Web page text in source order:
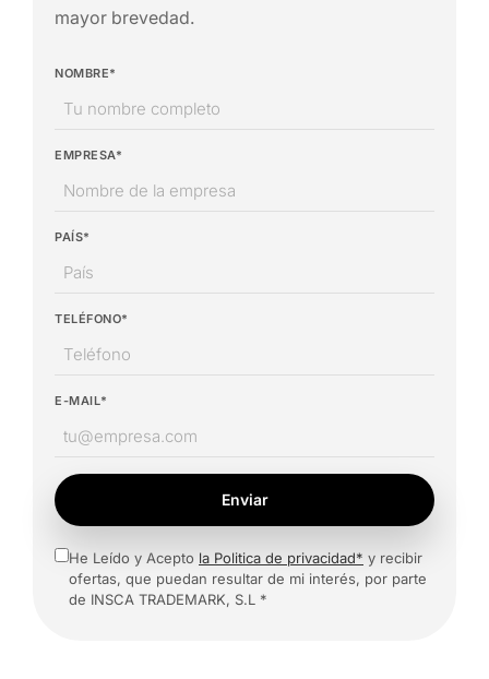
mayor brevedad.
NOMBRE*
EMPRESA*
PAÍS*
TELÉFONO*
E-MAIL*
Enviar
He Leído y Acepto la Politica de privacidad* y recibir
ofertas, que puedan resultar de mi interés, por parte
de INSCA TRADEMARK, S.L *